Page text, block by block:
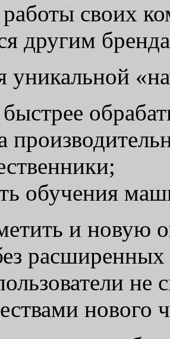
работы своих
другим
уникальной
обучения
и новую
не
нового